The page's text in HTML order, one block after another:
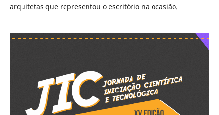
arquitetas que representou o escritório na ocasião.